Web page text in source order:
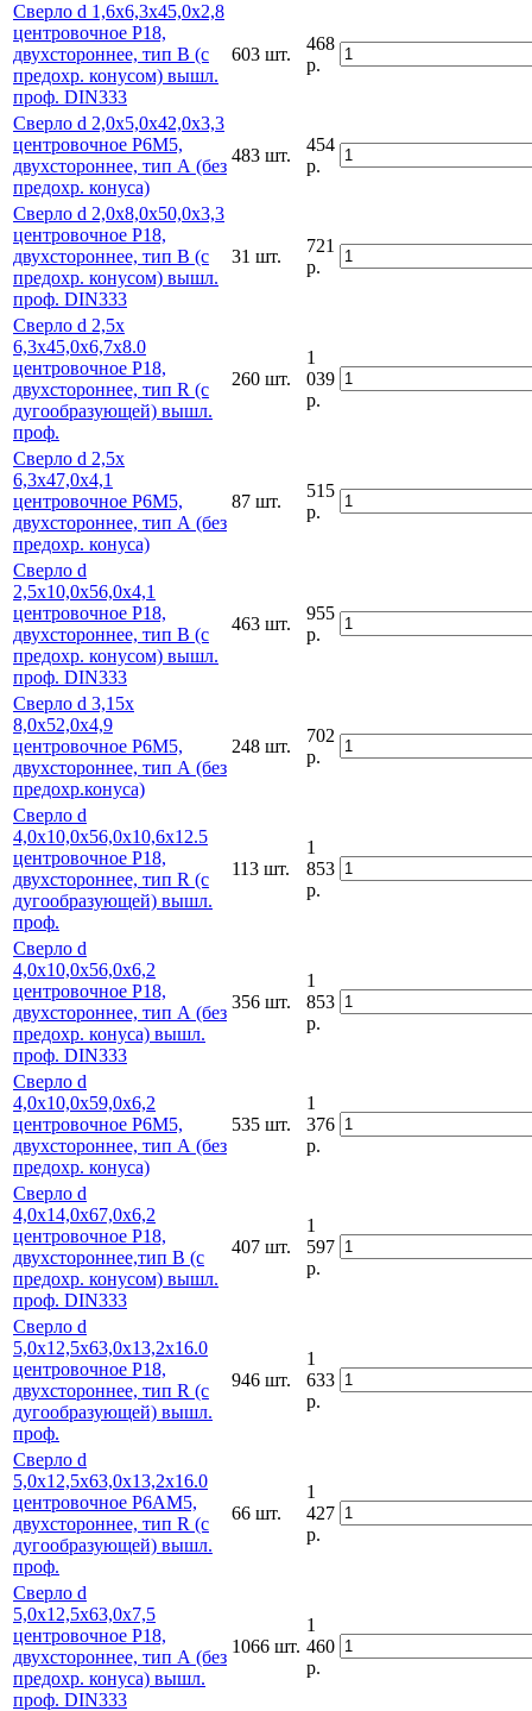
Сверло d 1,6х6,3х45,0х2,8
центровочное Р18,
двухстороннее, тип В (с
предохр. конусом) вышл.
проф. DIN333
603 шт.
468
р.
Сверло d 2,0х5,0х42,0х3,3
центровочное Р6М5,
двухстороннее, тип А (без
предохр. конуса)
483 шт.
454
р.
Сверло d 2,0х8,0х50,0х3,3
центровочное Р18,
двухстороннее, тип В (с
предохр. конусом) вышл.
проф. DIN333
31 шт.
721
р.
Сверло d 2,5х
6,3х45,0х6,7х8.0
центровочное Р18,
двухстороннее, тип R (с
дугообразующей) вышл.
проф.
260 шт.
1
039
р.
Сверло d 2,5х
6,3х47,0х4,1
центровочное Р6М5,
двухстороннее, тип А (без
предохр. конуса)
87 шт.
515
р.
Сверло d
2,5х10,0х56,0х4,1
центровочное Р18,
двухстороннее, тип В (с
предохр. конусом) вышл.
проф. DIN333
463 шт.
955
р.
Сверло d 3,15х
8,0х52,0х4,9
центровочное Р6М5,
двухстороннее, тип А (без
предохр.конуса)
248 шт.
702
р.
Сверло d
4,0х10,0х56,0х10,6х12.5
центровочное Р18,
двухстороннее, тип R (с
дугообразующей) вышл.
проф.
113 шт.
1
853
р.
Сверло d
4,0х10,0х56,0х6,2
центровочное Р18,
двухстороннее, тип А (без
предохр. конуса) вышл.
проф. DIN333
356 шт.
1
853
р.
Сверло d
4,0х10,0х59,0х6,2
центровочное Р6М5,
двухстороннее, тип А (без
предохр. конуса)
535 шт.
1
376
р.
Сверло d
4,0х14,0х67,0х6,2
центровочное Р18,
двухстороннее,тип В (с
предохр. конусом) вышл.
проф. DIN333
407 шт.
1
597
р.
Сверло d
5,0х12,5х63,0х13,2х16.0
центровочное Р18,
двухстороннее, тип R (с
дугообразующей) вышл.
проф.
946 шт.
1
633
р.
Сверло d
5,0х12,5х63,0х13,2х16.0
центровочное Р6АМ5,
двухстороннее, тип R (с
дугообразующей) вышл.
проф.
66 шт.
1
427
р.
Сверло d
5,0х12,5х63,0х7,5
центровочное Р18,
двухстороннее, тип А (без
предохр. конуса) вышл.
проф. DIN333
1066 шт.
1
460
р.